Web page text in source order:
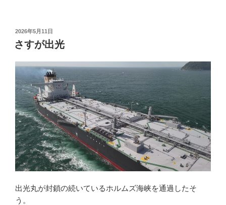
投
稿
日:
2026年5月11日
さすが出光
出光丸が封鎖の続いているホルムズ海峡を通過したそ
う。